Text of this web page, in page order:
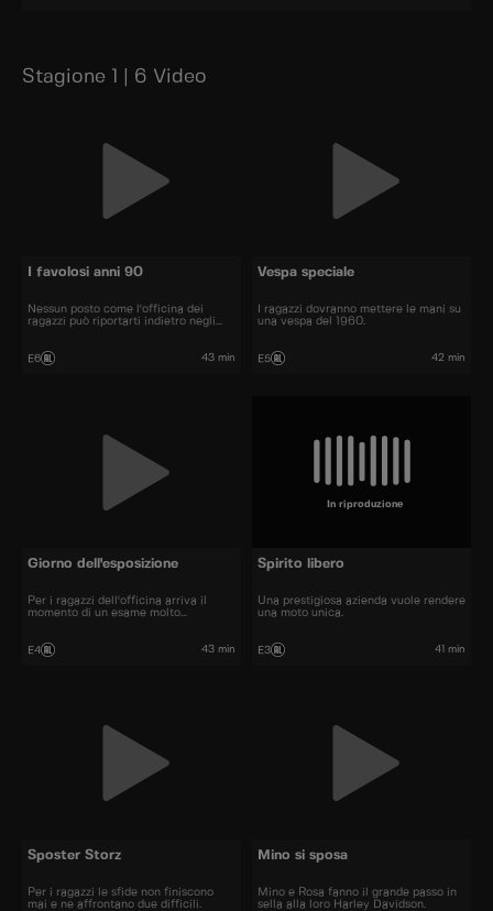
Stagione 1 | 6 Video
I favolosi anni 90
Nessun posto come l'officina dei
ragazzi può riportarti indietro negli
E6 43 min
Vespa speciale
I ragazzi dovranno mettere le mani su
una vespa del 1960.
E5 42 min
Giorno dell'esposizione
Per i ragazzi dell'officina arriva il
momento di un esame molto
E4 43 min
In riproduzione
Spirito libero
Una prestigiosa azienda vuole rendere
una moto unica.
E3 41 min
Sposter Storz
Per i ragazzi le sfide non finiscono
mai e ne affrontano due difficili.
Mino si sposa
Mino e Rosa fanno il grande passo in
sella alla loro Harley Davidson.